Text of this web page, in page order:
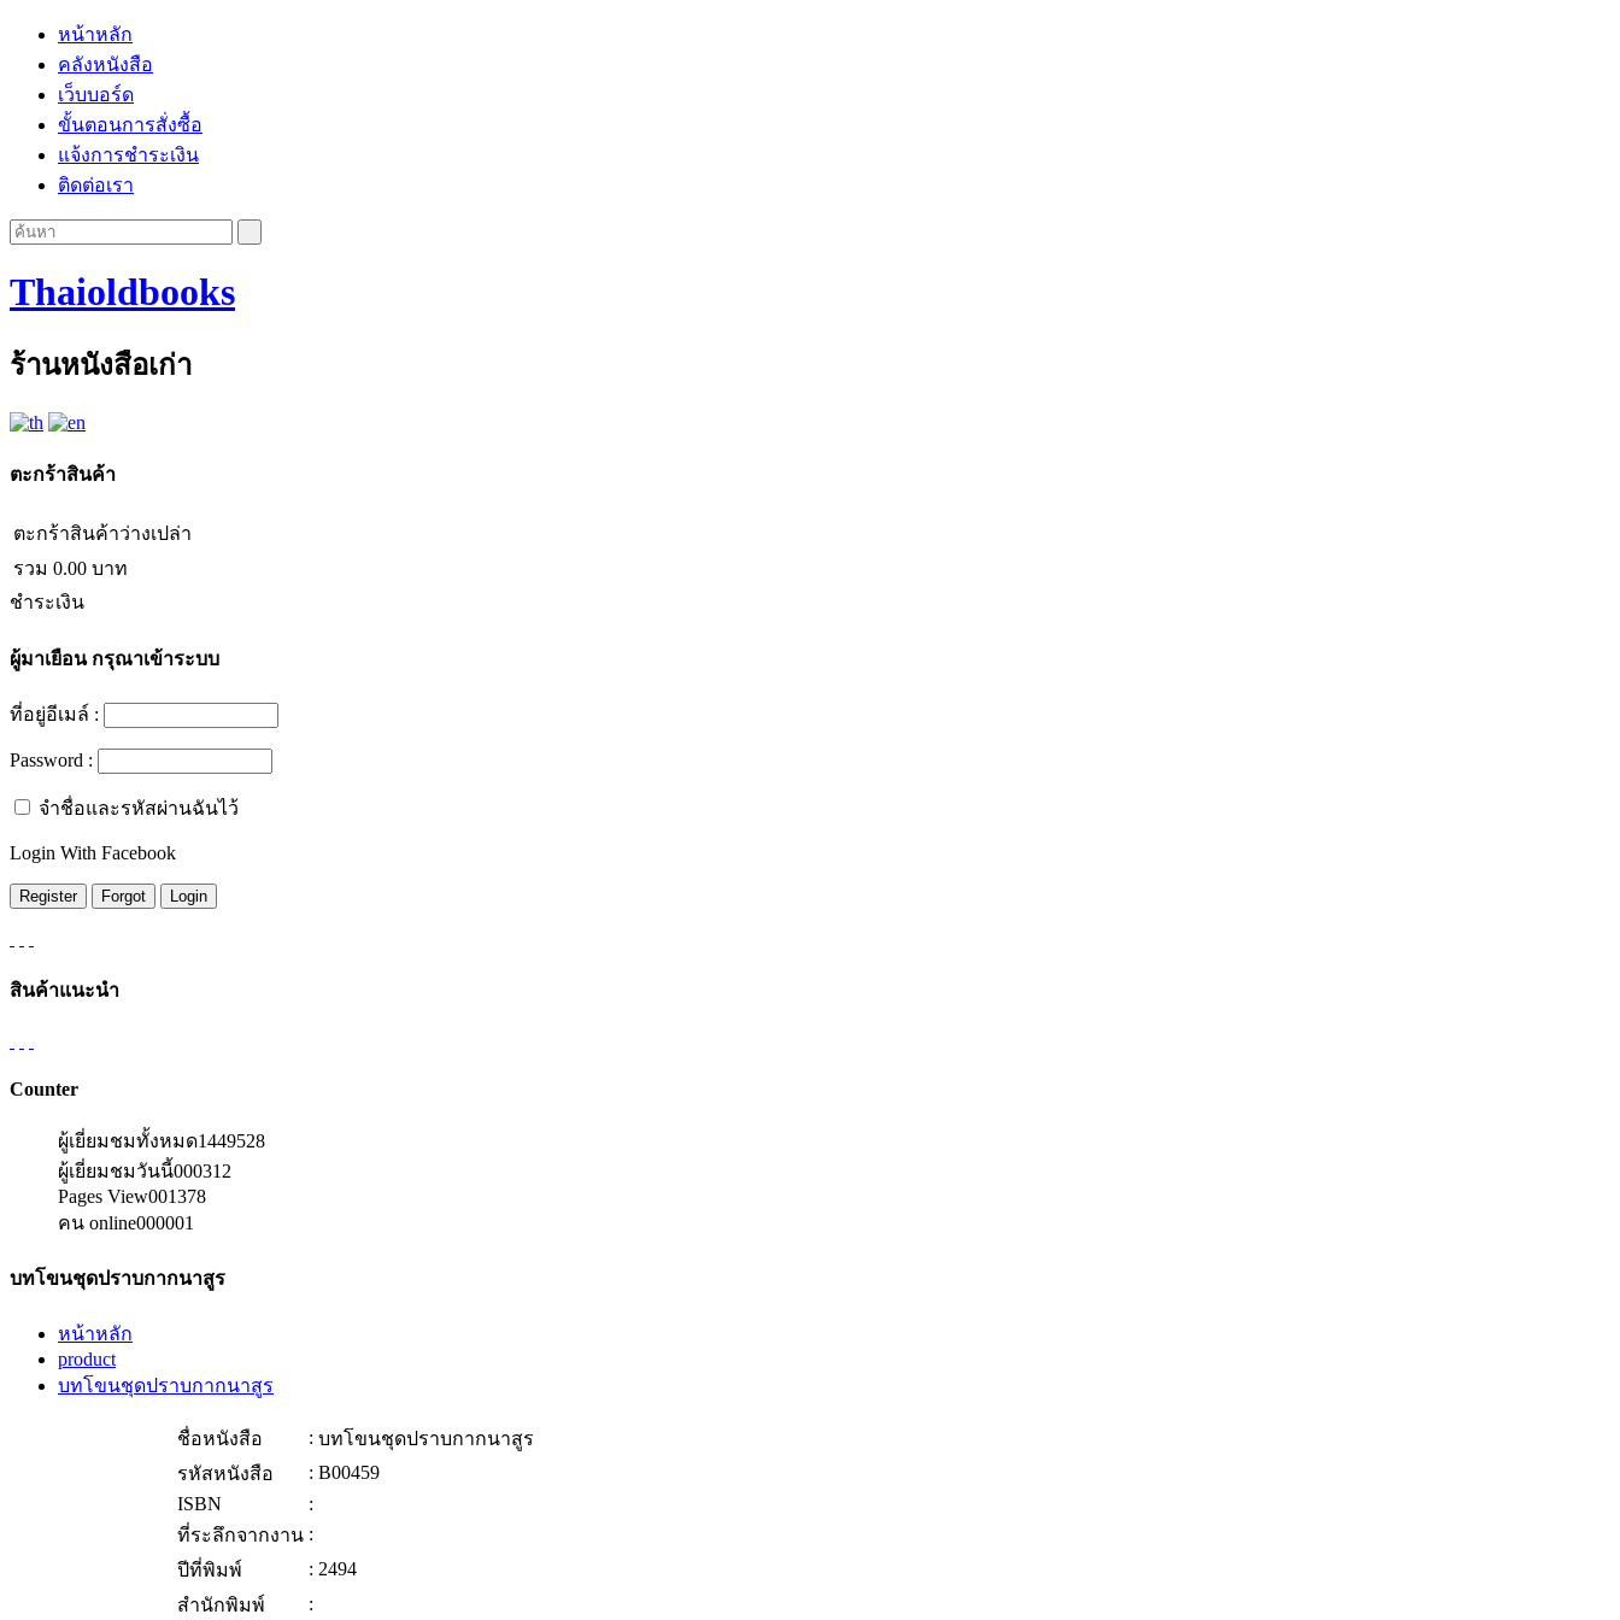
หน้าหลัก
คลังหนังสือ
เว็บบอร์ด
ขั้นตอนการสั่งซื้อ
แจ้งการชำระเงิน
ติดต่อเรา
Thaioldbooks
ร้านหนังสือเก่า
ตะกร้าสินค้า
ตะกร้าสินค้าว่างเปล่า
รวม 0.00 บาท
ชำระเงิน
ผู้มาเยือนกรุณาเข้าระบบ
ที่อยู่อีเมล์ :
Password :
จำชื่อและรหัสผ่านฉันไว้
Login With Facebook
สินค้าแนะนำ
Counter
ผู้เยี่ยมชมทั้งหมด1449528
ผู้เยี่ยมชมวันนี้000312
Pages View001378
คน online000001
บทโขนชุดปราบกากนาสูร
หน้าหลัก
product
บทโขนชุดปราบกากนาสูร
ชื่อหนังสือ : บทโขนชุดปราบกากนาสูร
รหัสหนังสือ
: B00459
ISBN
:
ที่ระลึกจากงาน :
ปีที่พิมพ์
: 2494
สำนักพิมพ์
: